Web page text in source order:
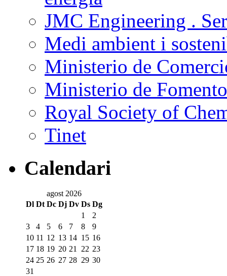
JMC Engineering .
Medi ambient i
Ministerio de
Ministerio de Fomento
Royal Society of
Tinet
Calendari
agost 2026
Dl Dt Dc Dj Dv Ds Dg
1
2
3
4 5 6 7 8
9
10 11 12 13 14 15 16
17 18 19 20 21 22 23
24 25 26 27 28 29 30
31